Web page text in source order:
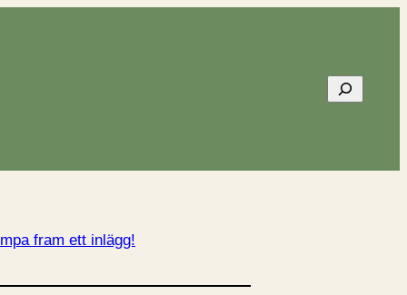
Sök
fram ett inlägg!